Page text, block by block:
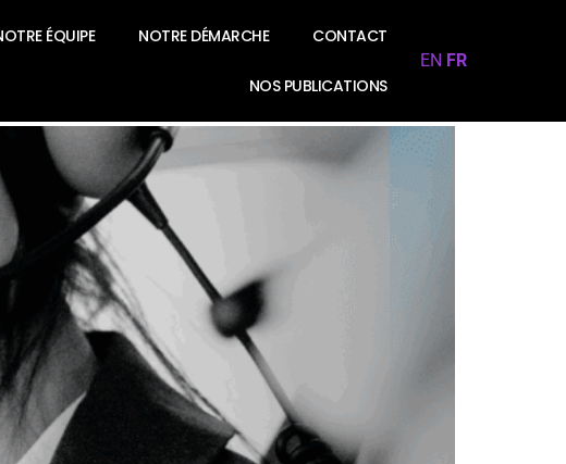
ÉQUIPE NOTRE DÉMARCHE CONTACT
NOS PUBLICATIONS
EN FR